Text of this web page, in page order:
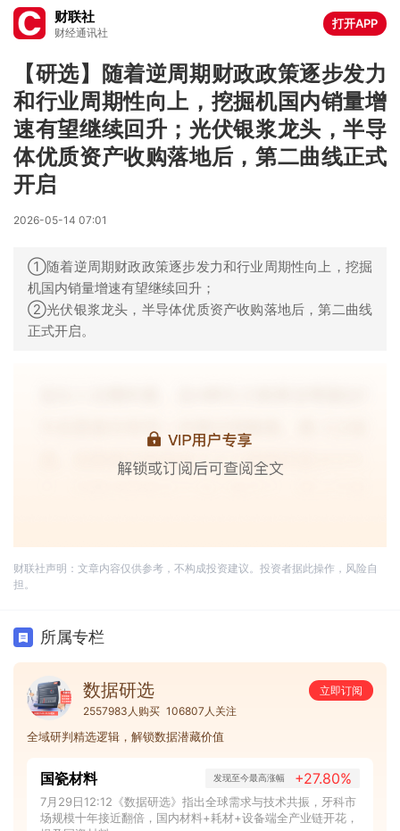
财联社
财经通讯社
打开APP
【研选】随着逆周期财政政策逐步发力
和行业周期性向上，挖掘机国内销量增
速有望继续回升；光伏银浆龙头，半导
体优质资产收购落地后，第二曲线正式
开启
2026-05-14 07:01
①随着逆周期财政政策逐步发力和行业周期性向上，挖掘
机国内销量增速有望继续回升；
②光伏银浆龙头，半导体优质资产收购落地后，第二曲线
正式开启。
财联社声明：文章内容仅供参考，不构成投资建议。投资者据此操作，风险自
担。
所属专栏
数据研选
立即订阅
2557983人购买 106807人关注
全域研判精选逻辑，解锁数据潜藏价值
国瓷材料 发现至今最高涨幅 +27.80%
7月29日12:12《数据研选》指出全球需求与技术共振，牙科市
场规模十年接近翻倍，国内材料+耗材+设备端全产业链开花，